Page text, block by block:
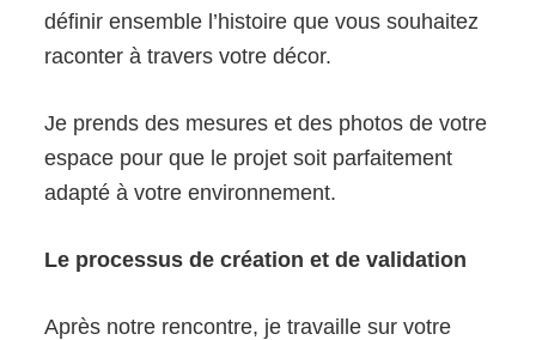
définir ensemble l’histoire que vous souhaitez
raconter à travers votre décor.
Je prends des mesures et des photos de votre
espace pour que le projet soit parfaitement
adapté à votre environnement.
Le processus de création et de validation
Après notre rencontre, je travaille sur votre